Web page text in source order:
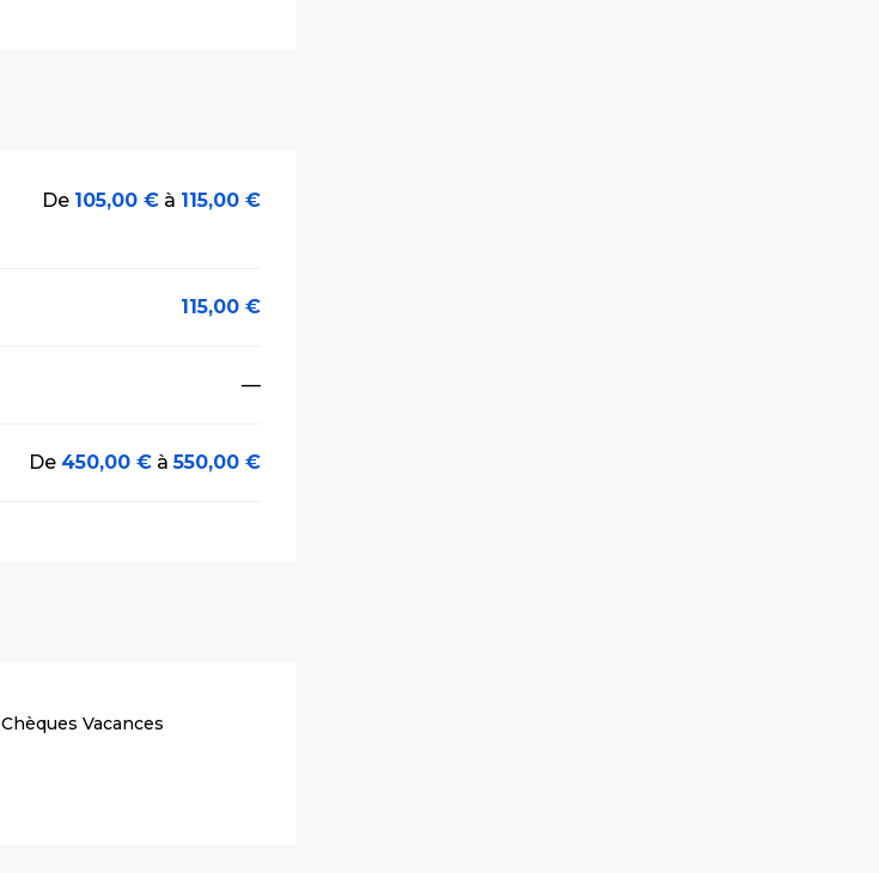
De 105,00 € à 115,00 €
115,00 €
—
De 450,00 € à550,00 €
Chèques Vacances